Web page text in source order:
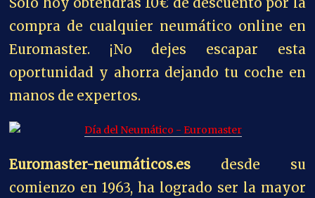
Sólo hoy obtendrás 10€ de descuento por la
compra de cualquier neumático online en
Euromaster. ¡No dejes escapar esta
oportunidad y ahorra dejando tu coche en
manos de expertos.
Euromaster-neumáticos.es desde su
comienzo en 1963, ha logrado ser la mayor